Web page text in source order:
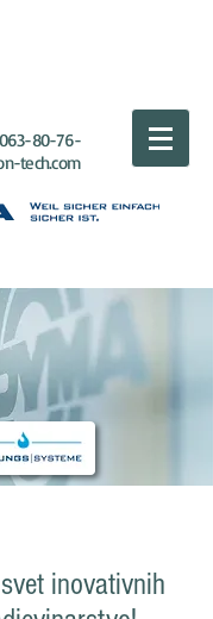
063-80-76-
tech.com
inovativnih